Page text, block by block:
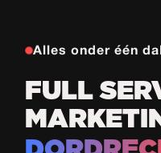
Alles onder één
FULL